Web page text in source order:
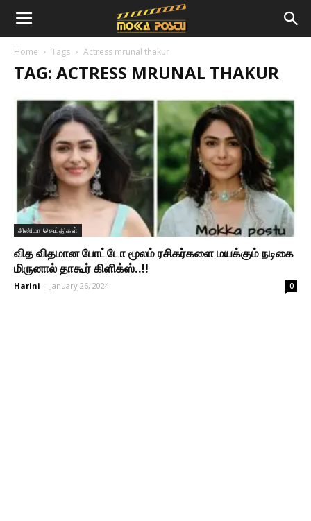
Home Tags Actress mrunal thakur
TAG: ACTRESS MRUNAL THAKUR
சினிமா செய்திகள்
வித விதமான போட்டோ மூலம் ரசிகர்களை மயக்கும் நடிகை
மிருனால் தாகூர் கிளிக்ஸ்..!!
Harini - January 26, 2024 0